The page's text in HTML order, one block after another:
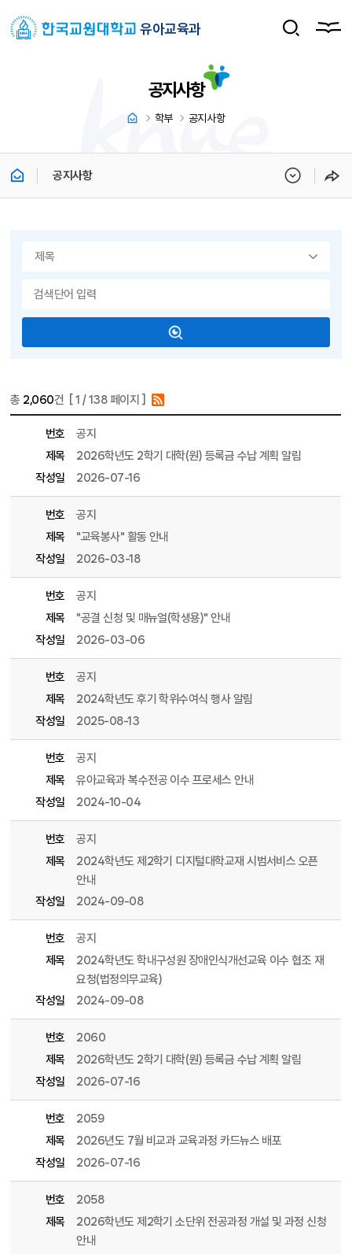
유아교육과
공지사항
학부 공지사항
공지사항
총 2,060건 [1 / 138 페이지 ]
번호
공지
제목
2026학년도 2학기 대학(원) 등록금 수납 계획 알림
작성일
2026-07-16
번호
공지
제목
"교육봉사" 활동 안내
작성일
2026-03-18
번호
공지
제목
"공결 신청 및 매뉴얼(학생용)" 안내
작성일
2026-03-06
번호
공지
제목
2024학년도 후기 학위수여식 행사 알림
작성일
2025-08-13
번호
공지
제목
유아교육과 복수전공 이수 프로세스 안내
작성일
2024-10-04
번호
공지
제목
2024학년도 제2학기 디지털대학교재 시범서비스 오픈
안내
작성일
2024-09-08
번호
공지
제목
2024학년도 학내구성원 장애인식개선교육 이수 협조 재
요청(법정의무교육)
작성일
2024-09-08
번호
2060
제목
2026학년도 2학기 대학(원) 등록금 수납 계획 알림
작성일
2026-07-16
번호
2059
제목
2026년도 7월 비교과 교육과정 카드뉴스 배포
작성일
2026-07-16
번호
2058
제목
2026학년도 제2학기 소단위 전공과정 개설 및 과정 신청
안내